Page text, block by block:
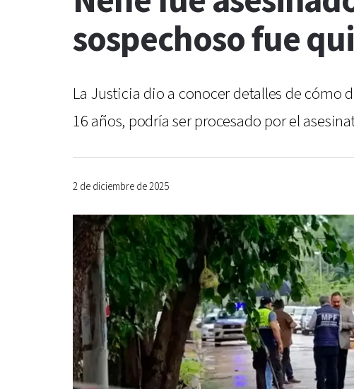
sospechoso fue
La Justicia dio a conocer detalles de cómo
16 años, podría ser procesado por el
2 de diciembre de 2025